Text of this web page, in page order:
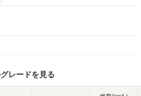
レードを見る